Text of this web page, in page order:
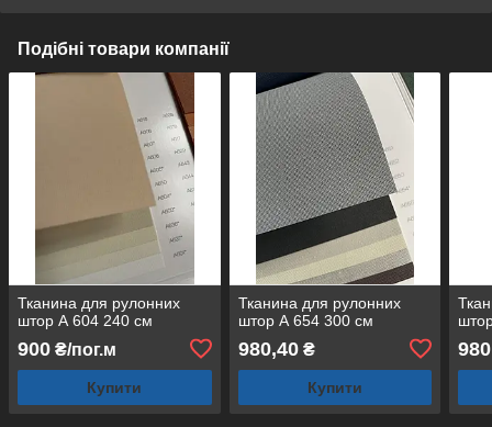
Подібні товари компанії
Тканина для рулонних
штор А 604 240 см
900 ₴/пог.м
Купити
Тканина для рулонних
штор А 654 300 см
980,40₴
Купити